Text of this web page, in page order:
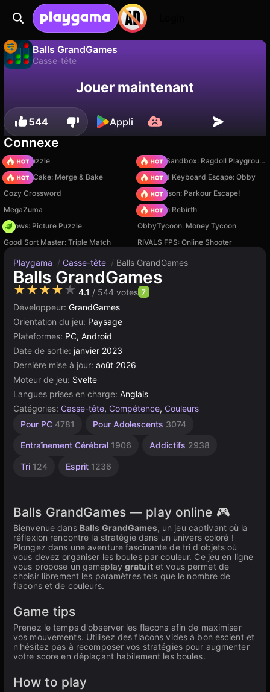
Balls GrandGames
Casse-tête
progression !
Non Enregistrer
Jouer maintenant
544 Appli
Connexe
Arrow Puzzle
Sprunki Sandbox: Ragdoll Playground Mode
Piece of Cake: Merge & Bake
+1 Speed Keyboard Escape: Obby
Cozy Crossword
Barry Prison: Parkour Escape!
MegaZuma
Stickman Rebirth
Arrows: Picture Puzzle
ObbyTycoon: Money Tycoon
Good Sort Master: Triple Match
RIVALS FPS: Online Shooter
Playgama / Casse-tête / Balls GrandGames
Balls GrandGames
★★★★★ 4.1 / 544 votes 7
Développeur: GrandGames
Orientation du jeu: Paysage
Plateformes: PC, Android
Date de sortie: janvier 2023
Dernière mise à jour: août 2026
Moteur de jeu: Svelte
Langues prises en charge: Anglais
Catégories: Casse-tête, Compétence, Couleurs
Pour PC 4781 Pour Adolescents 3074
Entraînement Cérébral 1906 Addictifs 2938
Tri 124 Esprit 1236
Agilité
Bureau
Roulement
À 1
4144
Navigateur
Balls GrandGames — play online 🎮
Bienvenue dans Balls GrandGames, un jeu captivant où la
réflexion rencontre la stratégie dans un univers coloré !
Plongez dans une aventure fascinante de tri d'objets où
vous devez organiser les boules par couleur. Ce jeu en ligne
vous propose un gameplay gratuitet vous permet de
choisir librement les paramètres tels que le nombre de
flacons et de couleurs.
Game tips
Prenez le temps d'observer les flacons afin de maximiser
vos mouvements. Utilisez des flacons vides à bon escient et
n'hésitez pas à recomposer vos stratégies pour augmenter
votre score en déplaçant habilement les boules.
How to play